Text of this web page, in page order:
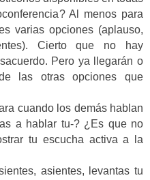
Al menos para
varias opciones (aplauso,
Cierto que no hay
Pero ya llegarán o
las otras opciones que
cuando los demás hablan
a hablar tu-? ¿Es que no
tu escucha activa a la
asientes, levantas tu